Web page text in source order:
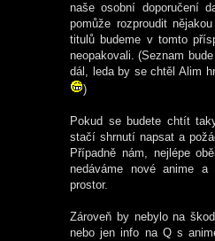
naše osobní doporučení
pomůže rozproudit
titulů budeme v tomto
neopakovali. (Seznam
dál, leda by se chtěl Alim
)
Pokud se budete chtít
stačí shrnutí napsat a
Případně nám, nejlépe
nedáváme nové anime
prostor.
Zároveň by nebylo na
nebo jen info na Q s